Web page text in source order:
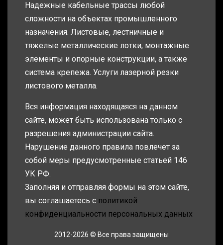
Надежные кабельные трассы любой
сложности на объектах промышленного
назначения. Листовые, лестничные и
тяжелые металлические лотки, монтажные
элементы и опорные конструкции, а также
система крепежа. Услуги лазерной резки
листового металла.
Вся информация находящаяся на данном
сайте, может быть использована только с
разрешения администрации сайта.
Нарушение данного правила повлечет за
собой меры предусмотренные статьей 146
УК РФ.
Заполняя и отправляя формы на этом сайте,
вы соглашаетесь с политикой
конфиденциальности персональных данных
2012-2026 © Все права защищены